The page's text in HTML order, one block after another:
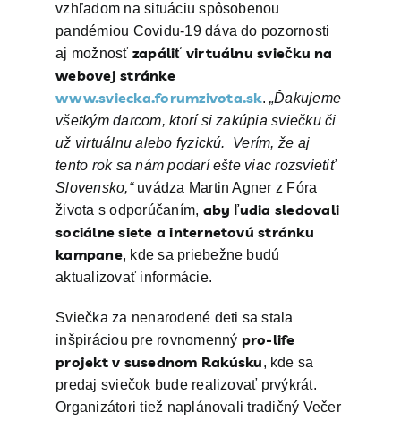
vzhľadom na situáciu spôsobenou
pandémiou Covidu-19 dáva do pozornosti
aj možnosť zapáliť virtuálnu sviečku na
webovej stránke
www.sviecka.forumzivota.sk. „Ďakujeme
všetkým darcom, ktorí si zakúpia sviečku či
už virtuálnu alebo fyzickú. Verím, že aj
tento rok sa nám podarí ešte viac rozsvietiť
Slovensko,“uvádza Martin Agner z Fóra
života s odporúčaním, aby ľudia sledovali
sociálne siete a internetovú stránku
kampane, kde sa priebežne budú
aktualizovať informácie.
Sviečka za nenarodené deti sa stala
inšpiráciou pre rovnomenný pro-life
projekt v susednom Rakúsku, kde sa
predaj sviečok bude realizovať prvýkrát.
Organizátori tiež naplánovali tradičný Večer